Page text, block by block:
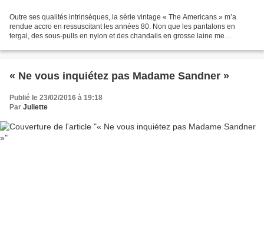
Outre ses qualités intrinsèques, la série vintage « The Americans » m’a
rendue accro en ressuscitant les années 80. Non que les pantalons en
tergal, des sous-pulls en nylon et des chandails en grosse laine me
« Ne vous inquiétez pas Madame Sandner »
Publié le 23/02/2016 à 19:18
Par Juliette